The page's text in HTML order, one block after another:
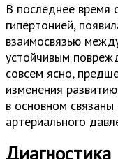
В последнее время
гипертонией,
взаимосвязью
устойчивым
совсем ясно,
изменения
в основном
артериального
Диагностика